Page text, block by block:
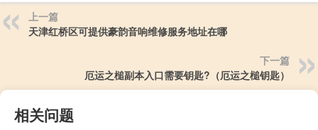
上一篇
天津红桥区可提供豪韵音响维修服务地址在哪
下一篇
厄运之槌副本入口需要钥匙?（厄运之槌钥匙）
相关问题